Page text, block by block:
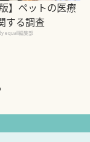
】ペットの医療
する調査
equall編集部